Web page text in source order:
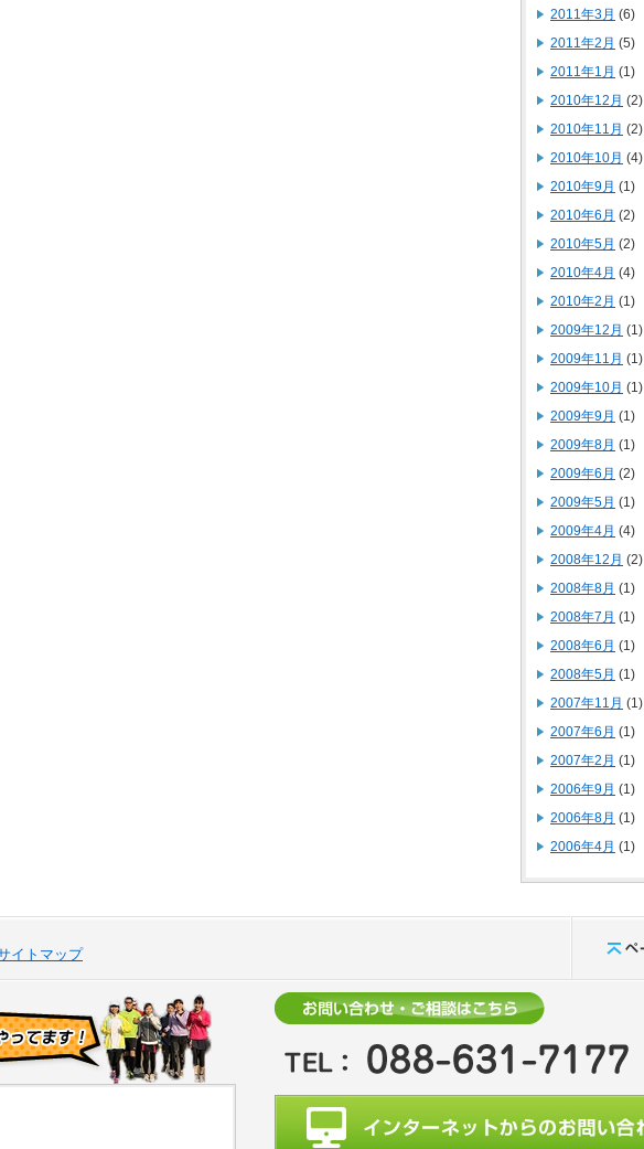
2011年3月 (6)
2011年2月 (5)
2011年1月 (1)
2010年12月 (2)
2010年11月 (2)
2010年10月 (4)
2010年9月 (1)
2010年6月 (2)
2010年5月 (2)
2010年4月 (4)
2010年2月 (1)
2009年12月 (1)
2009年11月 (1)
2009年10月 (1)
2009年9月 (1)
2009年8月 (1)
2009年6月 (2)
2009年5月 (1)
2009年4月 (4)
2008年12月 (2)
2008年8月 (1)
2008年7月 (1)
2008年6月 (1)
2008年5月 (1)
2007年11月 (1)
2007年6月 (1)
2007年2月 (1)
2006年9月 (1)
2006年8月 (1)
2006年4月 (1)
イトマップ